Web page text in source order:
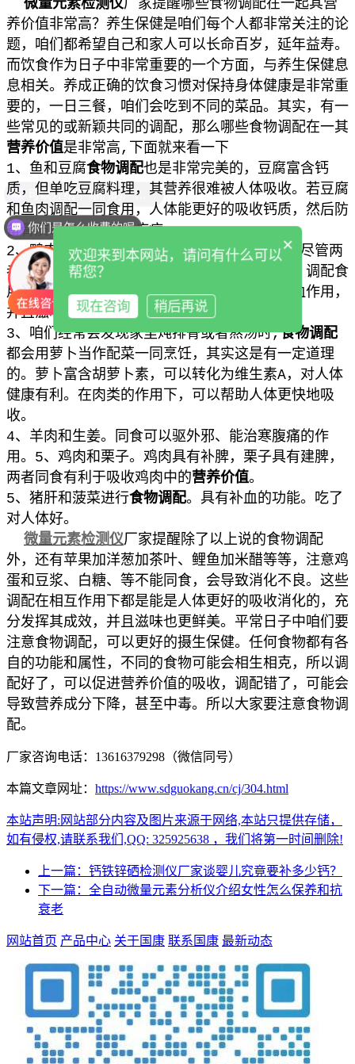
微量元素检测仪厂家提醒哪些食物调配在一起其营
养价值非常高？ 养生保健是咱们每个人都非常关注的论
题，咱们都希望自己和家人可以长命百岁，延年益寿。
而饮食作为日子中非常重要的一个方面，与养生保健息
息相关。养成正确的饮食习惯对保持身体健康是非常重
要的，一日三餐，咱们会吃到不同的菜品。其实，有一
些常见的或新颖共同的调配， 那么哪些食物调配在一其
营养价值是非常高,下面就来看一下
1、 鱼和豆腐食物调配也是非常完美的，豆腐富含钙
质，但单吃豆腐料理，其营养很难被人体吸收。若豆腐
和鱼肉调配一同食用，人体能更好的吸收钙质，然后防
备骨质疏松，缺钙等疾病。
2、鸭肉配山药也是非常好的，可以滋阴补肺。尽管两
者都可以滋阴，但山药可以消除鸭肉的油腻感，调配食
用更健康。鸡肉和栗子调配也能起到更好的补血作用，
并且滋味也更鲜美，合适贫血的人食用。
3、 咱们经常会发现家里炖排骨或者熬汤时,食物调配
都会用萝卜当作配菜一同烹饪，其实这是有一定道理
的。萝卜富含胡萝卜素，可以转化为维生素A，对人体
健康有利。在肉类的作用下，可以帮助人体更快地吸
收。
4、羊肉和生姜。同食可以驱外邪、能治寒腹痛的作
用。5、鸡肉和栗子。鸡肉具有补脾，栗子具有建脾，
两者同食有利于吸收鸡肉中的营养价值。
5、猪肝和菠菜进行食物调配。具有补血的功能。吃了
对人体好。
微量元素检测仪厂家提醒 除了以上说的食物调配
外，还有苹果加洋葱加茶叶、鲤鱼加米醋等等，注意鸡
蛋和豆浆、白糖、等不能同食，会导致消化不良。 这些
调配在相互作用下都是能是人体更好的吸收消化的，充
分发挥其成效，并且滋味也更鲜美。平常日子中咱们要
注意食物调配，可以更好的摄生保健。 任何食物都有各
自的功能和属性，不同的食物可能会相生相克，所以调
配好了，可以促进营养价值的吸收，调配错了，可能会
导致营养成分下降，甚至中毒。所以大家要注意食物调
配。
厂家咨询电话：13616379298（微信同号）
本篇文章网址： https://www.sdguokang.cn/cj/304.html
本站声明:网站部分内容及图片来源于网络,本站只提供存储，
如有侵权,请联系我们,QQ: 325925638 ，我们将第一时间删除!
上一篇：钙铁锌硒检测仪厂家谈婴儿究竟要补多少钙？
下一篇：全自动微量元素分析仪介绍女性怎么保养和抗
衰老
网站首页 产品中心 关于国康 联系国康 最新动态
你们是怎么收费的呢
×
欢迎来到本网站，请问有什么可以
帮您？
现在咨询 稍后再说